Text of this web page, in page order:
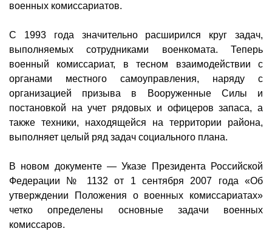
военных комиссариатов.
С 1993 года значительно расширился круг задач,
выполняемых сотрудниками военкомата. Теперь
военный комиссариат, в тесном взаимодействии с
органами местного самоуправления, наряду с
организацией призыва в Вооруженные Силы и
постановкой на учет рядовых и офицеров запаса, а
также техники, находящейся на территории района,
выполняет целый ряд задач социального плана.
В новом документе — Указе Президента Российской
Федерации № 1132 от 1 сентября 2007 года «Об
утверждении Положения о военных комиссариатах»
четко определены основные задачи военных
комиссаров.